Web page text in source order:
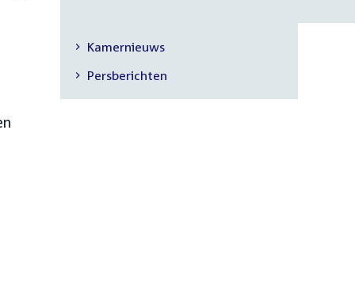
Secundaire
navigatie
Kamernieuws
Persberichten